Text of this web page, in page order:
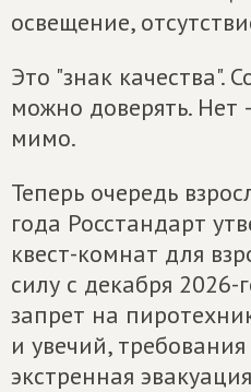
освещение,
Это "знак качества".
можно доверять. Нет
мимо.
Теперь очередь
года Росстандарт
квест-комнат для
силу с декабря
запрет на
и увечий,
экстренная